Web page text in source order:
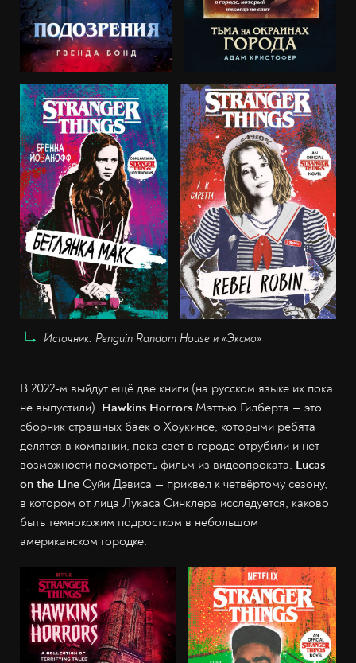
Источник: Penguin Random House и «Эксмо»
В 2022-м выйдут ещё две книги (на русском языке их пока
не выпустили). Hawkins Horrors Мэттью Гилберта — это
сборник страшных баек о Хоукинсе, которыми ребята
делятся в компании, пока свет в городе отрубили и нет
возможности посмотреть фильм из видеопроката. Lucas
on the Line Суйи Дэвиса — приквел к четвёртому сезону,
в котором от лица Лукаса Синклера исследуется, каково
быть темнокожим подростком в небольшом
американском городке.